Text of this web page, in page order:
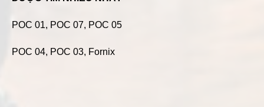
POC 01, POC 07, POC 05
POC 04, POC 03, Fornix